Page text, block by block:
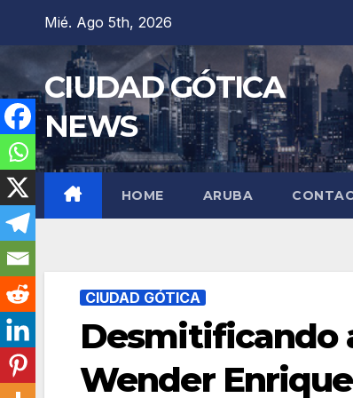
contenido
Mié. Ago 5th, 2026
CIUDAD GÓTICA
NEWS
HOME ARUBA
CIUDAD GÓTICA
Desmitificando
Wender